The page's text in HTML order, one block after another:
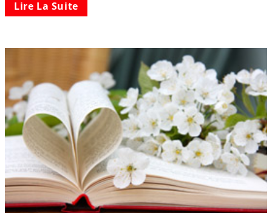
Lire La Suite